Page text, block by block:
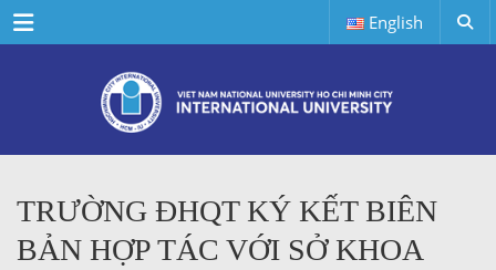
Menu English
TRƯỜNG ĐHQT KÝ KẾT BIÊN
BẢN HỢP TÁC VỚI SỞ KHOA